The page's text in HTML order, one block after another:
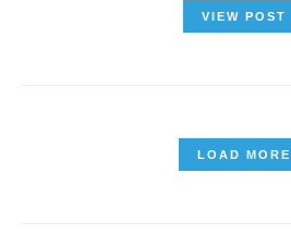
VIEW POST
LOAD MORE